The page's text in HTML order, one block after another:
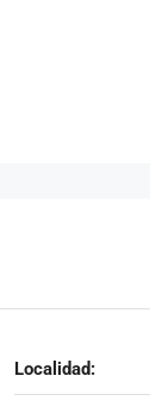
Localidad: